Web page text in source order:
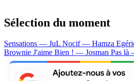
Sélection du moment
Sensations — JuL Nocif — Hamza
Brownie J'aime Bien ! — Josman Pas là